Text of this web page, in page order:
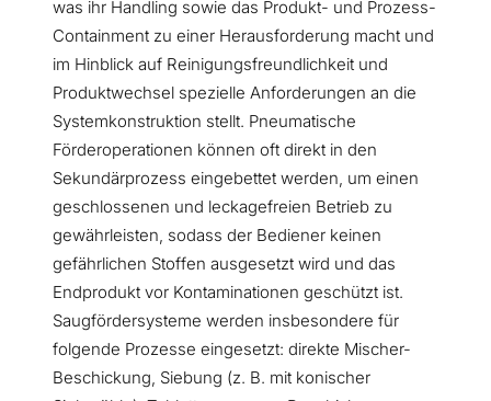
was ihr Handling sowie das Produkt- und Prozess-
Containment zu einer Herausforderung macht und
im Hinblick auf Reinigungsfreundlichkeit und
Produktwechsel spezielle Anforderungen an die
Systemkonstruktion stellt. Pneumatische
Förderoperationen können oft direkt in den
Sekundärprozess eingebettet werden, um einen
geschlossenen und leckagefreien Betrieb zu
gewährleisten, sodass der Bediener keinen
gefährlichen Stoffen ausgesetzt wird und das
Endprodukt vor Kontaminationen geschützt ist.
Saugfördersysteme werden insbesondere für
folgende Prozesse eingesetzt: direkte Mischer-
Beschickung, Siebung (z. B. mit konischer